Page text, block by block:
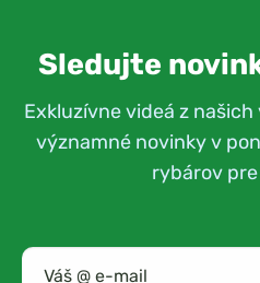
Sledujte
Exkluzívne videá z
významné novinky v
rybárov